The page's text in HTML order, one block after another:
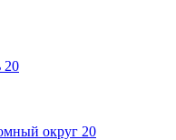
20
округ 20